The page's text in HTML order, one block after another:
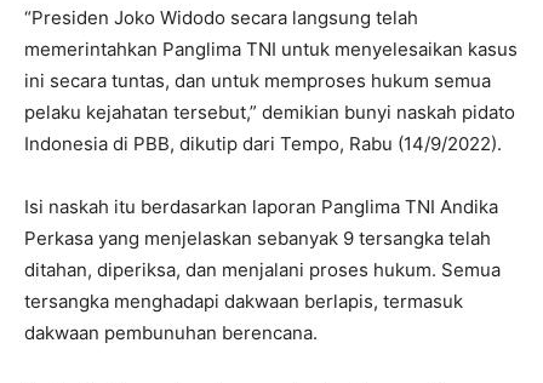
“Presiden Joko Widodo secara langsung telah
memerintahkan Panglima TNI untuk menyelesaikan kasus
ini secara tuntas, dan untuk memproses hukum semua
pelaku kejahatan tersebut,” demikian bunyi naskah pidato
Indonesia di PBB, dikutip dari Tempo, Rabu (14/9/2022).
Isi naskah itu berdasarkan laporan Panglima TNI Andika
Perkasa yang menjelaskan sebanyak 9 tersangka telah
ditahan, diperiksa, dan menjalani proses hukum. Semua
tersangka menghadapi dakwaan berlapis, termasuk
dakwaan pembunuhan berencana.